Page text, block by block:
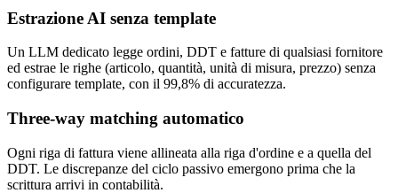
Estrazione AI senza template
Un LLM dedicato legge ordini, DDT e fatture di qualsiasi fornitore
ed estrae le righe (articolo, quantità, unità di misura, prezzo) senza
configurare template, con il 99,8% di accuratezza.
Three-way matching automatico
Ogni riga di fattura viene allineata alla riga d'ordine e a quella del
DDT. Le discrepanze del ciclo passivo emergono prima che la
scrittura arrivi in contabilità.